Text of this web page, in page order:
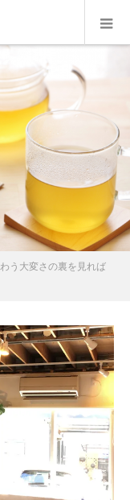
う大変さの裏を見れば